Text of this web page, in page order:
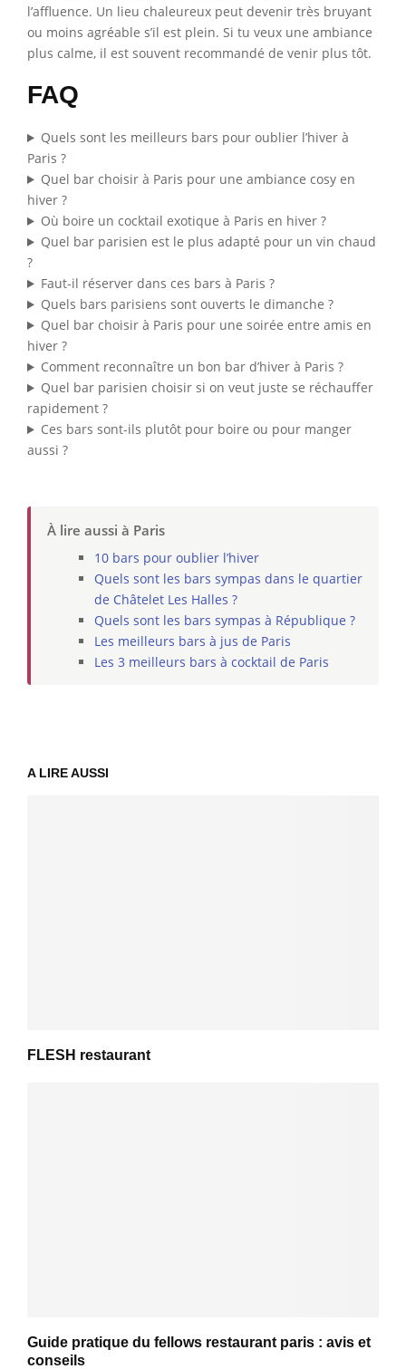
l’affluence. Un lieu chaleureux peut devenir très bruyant
ou moins agréable s’il est plein. Si tu veux une ambiance
plus calme, il est souvent recommandé de venir plus tôt.
FAQ
Quels sont les meilleurs bars pour oublier l’hiver à
Paris ?
Quel bar choisir à Paris pour une ambiance cosy en
hiver ?
Où boire un cocktail exotique à Paris en hiver ?
Quel bar parisien est le plus adapté pour un vin chaud
?
Faut-il réserver dans ces bars à Paris ?
Quels bars parisiens sont ouverts le dimanche ?
Quel bar choisir à Paris pour une soirée entre amis en
hiver ?
Comment reconnaître un bon bar d’hiver à Paris ?
Quel bar parisien choisir si on veut juste se réchauffer
rapidement ?
Ces bars sont-ils plutôt pour boire ou pour manger
aussi ?
À lire aussi à Paris
10 bars pour oublier l’hiver
Quels sont les bars sympas dans le quartier
de Châtelet Les Halles ?
Quels sont les bars sympas à République ?
Les meilleurs bars à jus de Paris
Les 3 meilleurs bars à cocktail de Paris
A LIRE AUSSI
FLESH restaurant
Guide pratique du fellows restaurant paris : avis et
conseils